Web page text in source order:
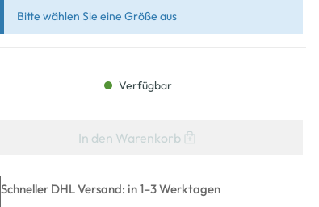
Bitte wählen Sie eine Größe aus
Verfügbar
In den Warenkorb
Schneller DHL Versand: in 1–3 Werktagen